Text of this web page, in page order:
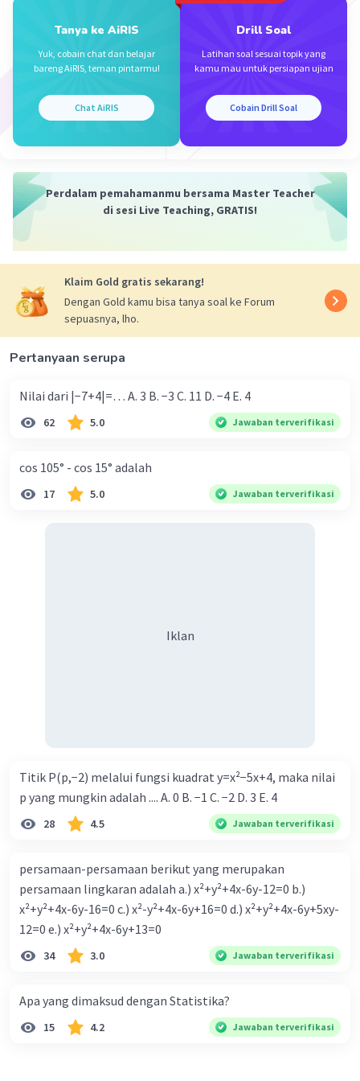
terimakasih
Tanya ke AiRIS
Yuk, cobain chat dan belajar
bareng AiRIS, teman pintarmu!
Chat AiRIS
Drill Soal
Latihan soal sesuai topik yang
kamu mau untuk persiapan ujian
Cobain Drill Soal
Perdalam pemahamanmu bersama Master Teacher
di sesi Live Teaching, GRATIS!
Klaim Gold gratis sekarang!
Dengan Gold kamu bisa tanya soal ke Forum
sepuasnya, lho.
Pertanyaan serupa
Nilai dari |−7+4|=… A. 3 B. −3 C. 11 D. −4 E. 4
62 5.0 Jawaban terverifikasi
cos 105° - cos 15° adalah
17 5.0 Jawaban terverifikasi
Iklan
Titik P(p,−2) melalui fungsi kuadrat y=x²−5x+4, maka nilai
p yang mungkin adalah .... A. 0 B. −1 C. −2 D. 3 E. 4
28 4.5 Jawaban terverifikasi
persamaan-persamaan berikut yang merupakan
persamaan lingkaran adalah a.) x²+y²+4x-6y-12=0 b.)
x²+y²+4x-6y-16=0 c.) x²-y²+4x-6y+16=0 d.) x²+y²+4x-6y+5xy-
12=0 e.) x²+y²+4x-6y+13=0
34 3.0 Jawaban terverifikasi
Apa yang dimaksud dengan Statistika?
15 4.2 Jawaban terverifikasi